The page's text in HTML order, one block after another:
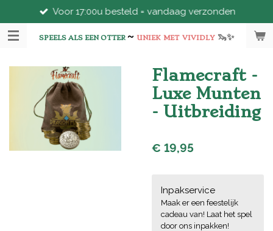
direct
naar
hoofdinhoud
SPEELS ALS EEN OTTER~ UNIEK MET VIVIDLY 🦦✨
Voor 17:00u besteld = vandaag verzonden
Flamecraft -
Luxe Munten
- Uitbreiding
€ 19,95
Inpakservice
Maak er een feestelijk
cadeau van! Laat het spel
door ons inpakken!